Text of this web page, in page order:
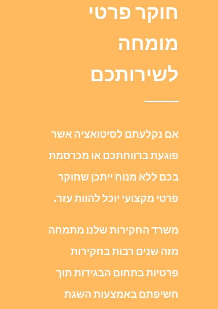
חוקר פרטי
מומחה
לשירותכם
אם נקלעתם לסיטואציה אשר
פוגעת ברווחתכם או מכרסמת
בכם ללא מנוח ייתכן שחוקר
פרטי מקצועי יוכל להוות עזר.
משרד החקירות שלנו מתמחה
מזה שנים רבות בחקירות
פרטיות בתחום הבגידות תוך
חשיפתם באמצעות השגת